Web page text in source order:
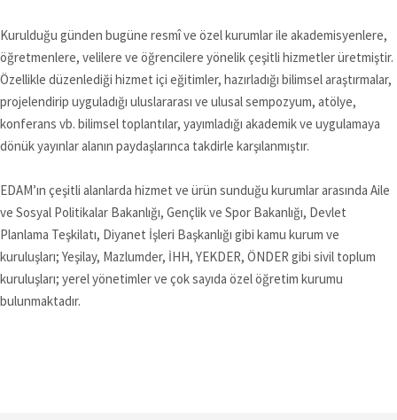
Kurulduğu günden bugüne resmî ve özel kurumlar ile akademisyenlere,
öğretmenlere, velilere ve öğrencilere yönelik çeşitli hizmetler üretmiştir.
Özellikle düzenlediği hizmet içi eğitimler, hazırladığı bilimsel araştırmalar,
projelendirip uyguladığı uluslararası ve ulusal sempozyum, atölye,
konferans vb. bilimsel toplantılar, yayımladığı akademik ve uygulamaya
dönük yayınlar alanın paydaşlarınca takdirle karşılanmıştır.
EDAM’ın çeşitli alanlarda hizmet ve ürün sunduğu kurumlar arasında Aile
ve Sosyal Politikalar Bakanlığı, Gençlik ve Spor Bakanlığı, Devlet
Planlama Teşkilatı, Diyanet İşleri Başkanlığı gibi kamu kurum ve
kuruluşları; Yeşilay, Mazlumder, İHH, YEKDER, ÖNDER gibi sivil toplum
kuruluşları; yerel yönetimler ve çok sayıda özel öğretim kurumu
bulunmaktadır.